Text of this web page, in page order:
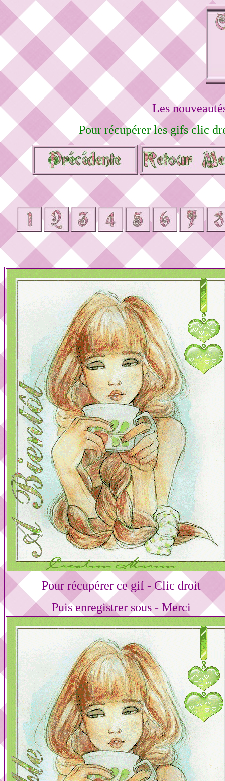
Les
Pour récupérer les gifs clic
Pour récupérer ce gif - Clic droit
Puis enregistrer sous - Merci